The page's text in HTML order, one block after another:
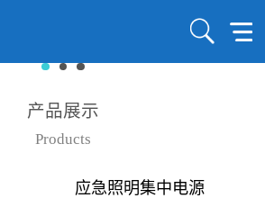
产品展示
Products
应急照明集中电源